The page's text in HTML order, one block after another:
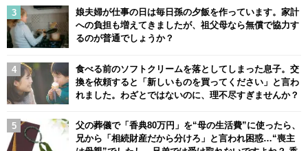
娘夫婦が仕事の日は毎日孫の夕飯を作っています。家計
への負担も増えてきましたが、祖父母なら無償で協力す
るのが普通でしょうか？
食べる前のソフトクリームを落としてしまった息子。交
換を依頼すると「新しいものを買ってください」と言わ
れました。わざとではないのに、理不尽すぎませんか？
父の葬儀で「香典80万円」を“母の生活費”に使ったら、
兄から「相続財産だから分けろ」と言われ困惑…“喪主